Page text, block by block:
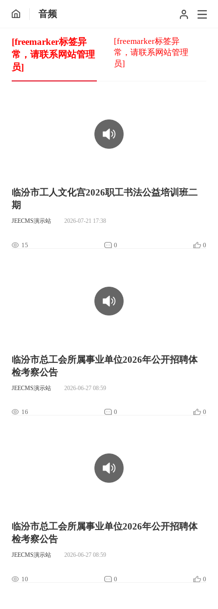
音频
[freemarker标签异
常，请联系网站管理
员]
[freemarker标签异
常，请联系网站管理
员]
临汾市工人文化宫2026职工书法公益培训班二
期
JEECMS演示站 2026-07-21 17:38
15 0 0
临汾市总工会所属事业单位2026年公开招聘体
检考察公告
JEECMS演示站 2026-06-27 08:59
16 0 0
临汾市总工会所属事业单位2026年公开招聘体
检考察公告
JEECMS演示站 2026-06-27 08:59
10 0 0